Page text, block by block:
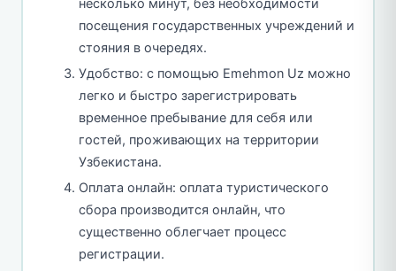
несколько минут, без необходимости
посещения государственных учреждений и
стояния в очередях.
Удобство: с помощью Emehmon Uz можно
легко и быстро зарегистрировать
временное пребывание для себя или
гостей, проживающих на территории
Узбекистана.
Оплата онлайн: оплата туристического
сбора производится онлайн, что
существенно облегчает процесс
регистрации.